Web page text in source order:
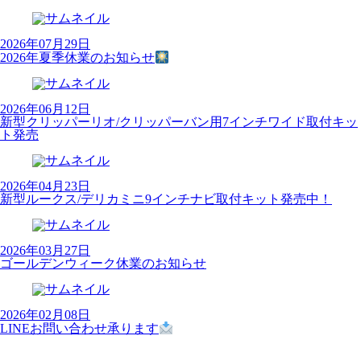
2026年07月29日
2026年夏季休業のお知らせ
2026年06月12日
新型クリッパーリオ/クリッパーバン用7インチワイド取付キッ
ト発売
2026年04月23日
新型ルークス/デリカミニ9インチナビ取付キット発売中！
2026年03月27日
ゴールデンウィーク休業のお知らせ
2026年02月08日
LINEお問い合わせ承ります